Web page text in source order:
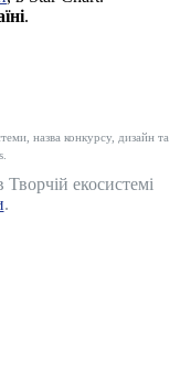
.
назва конкурсу, дизайн та
Творчій екосистемі
.